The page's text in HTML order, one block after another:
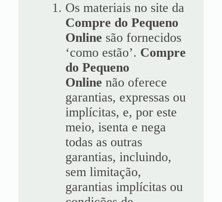
Os materiais no site da
Compre do Pequeno
Online são fornecidos
‘como estão’. Compre
do Pequeno
Online não oferece
garantias, expressas ou
implícitas, e, por este
meio, isenta e nega
todas as outras
garantias, incluindo,
sem limitação,
garantias implícitas ou